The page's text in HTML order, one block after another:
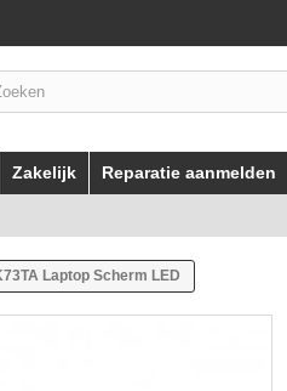
Zakelijk Reparatie aanmelden
Laptop Scherm LED